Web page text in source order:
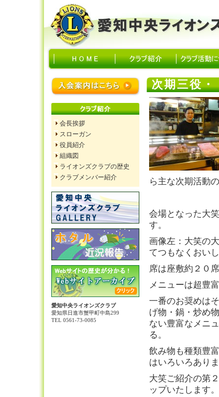
次期三役
ら主な次期活動
会場となった大
す。
画像左：大笑の
てつもなくおい
席は座敷約２０
メニューは超豊
一番のお奨めは
げ物・鍋・炒め
ない豊富なメニ
る。
飲み物も種類豊
はいろいろあり
大笑ご紹介の第
ップいたします
会長挨拶
スローガン
役員紹介
組織図
ライオンズクラブの歴史
クラブメンバー紹介
愛知中央ライオンズクラブ
愛知県日進市蟹甲町中島299
TEL 0561-73-0085